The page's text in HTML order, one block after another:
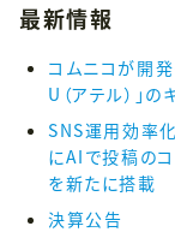
最新情報
コムニコが開発
U（アテル）」
SNS運用効率化
にAIで投稿のコ
を新たに搭載
決算公告